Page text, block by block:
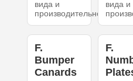
вида и
производительности.
вида и
F.
Bumper
Canards
F.